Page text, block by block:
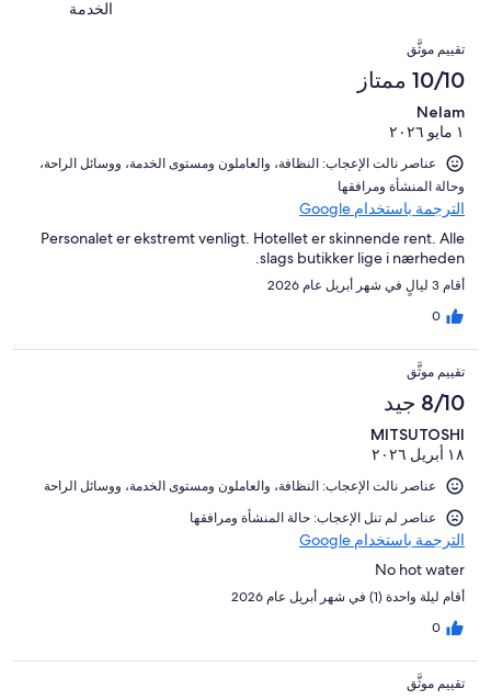
تقييمات
النزلاء
من
تقييمات
النزلاء
من
أصل
من
تقييمات
النزلاء
الخدمة
التقييمات
تقييم موثَّق
10/10 ممتاز
Nelam
١ مايو ٢٠٢٦
عناصر نالت الإعجاب: ⁦النظافة⁩، و⁦العاملون ومستوى الخدمة⁩، و⁦وسائل الراحة⁩،
و⁦حالة المنشأة ومرافقها⁩
الترجمة باستخدام Google
Personalet er ekstremt venligt. Hotellet er skinnende rent. Alle
slags butikker lige i nærheden.
أقام 3 ليالٍ في شهر أبريل عام 2026
0
تقييم موثَّق
8/10 جيد
MITSUTOSHI
١٨ أبريل ٢٠٢٦
عناصر نالت الإعجاب: ⁦النظافة⁩، و⁦العاملون ومستوى الخدمة⁩، و⁦وسائل الراحة⁩
عناصر لم تنل الإعجاب: حالة المنشأة ومرافقها
الترجمة باستخدام Google
No hot water
أقام ليلة واحدة (1) في شهر أبريل عام 2026
0
تقييم موثَّق